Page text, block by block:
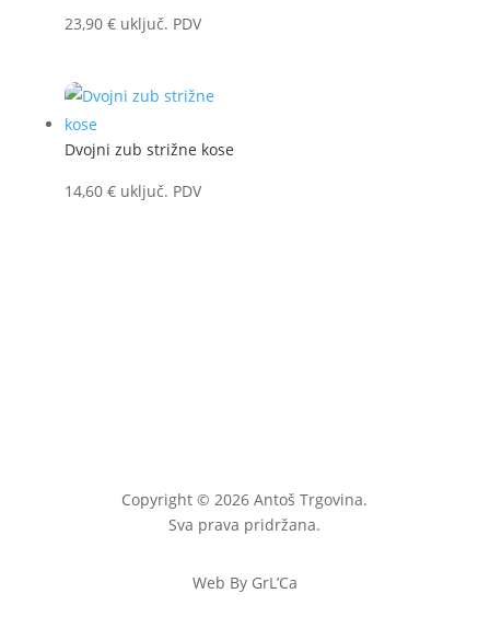
23,90 € uključ. PDV
Dvojni zub strižne kose
14,60 € uključ. PDV
Copyright © 2026 Antoš Trgovina.
Sva prava pridržana.
Web By GrL’Ca